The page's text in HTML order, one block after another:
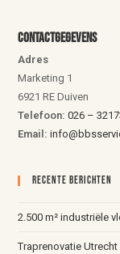
Contactgegevens
Adres
Marketing 1
6921 RE Duiven
Telefoon:026 –
Email:
Recente Berichten
2.500 m² industriële
Traprenovatie